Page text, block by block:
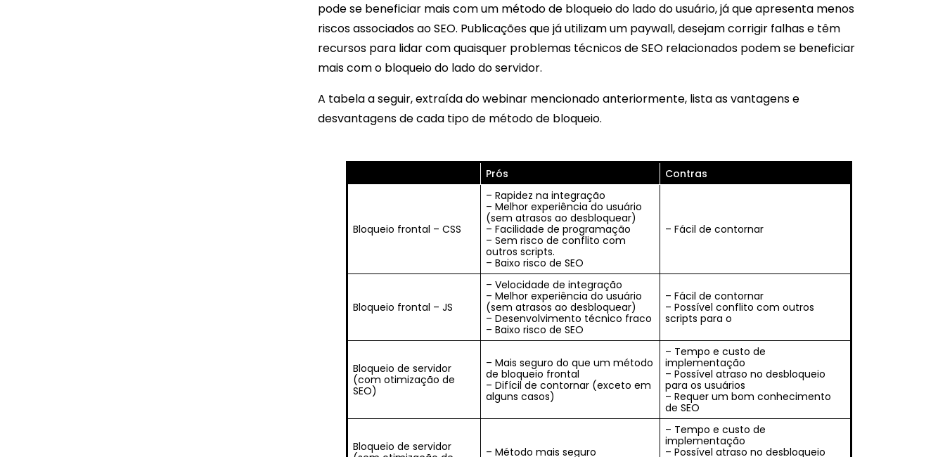
pode se beneficiar mais com um método de bloqueio do lado do usuário, já que apresenta menos
riscos associados ao SEO. Publicações que já utilizam um paywall, desejam corrigir falhas e têm
recursos para lidar com quaisquer problemas técnicos de SEO relacionados podem se beneficiar
mais com o bloqueio do lado do servidor.
A tabela a seguir, extraída do webinar mencionado anteriormente, lista as vantagens e
desvantagens de cada tipo de método de bloqueio.
Prós Contras
Bloqueio frontal – CSS
– Rapidez na integração
– Melhor experiência do usuário
(sem atrasos ao desbloquear)
– Facilidade de programação
– Sem risco de conflito com
outros scripts.
– Baixo risco de SEO
– Fácil de contornar
Bloqueio frontal – JS
– Velocidade de integração
– Melhor experiência do usuário
(sem atrasos ao desbloquear)
– Desenvolvimento técnico fraco
– Baixo risco de SEO
– Fácil de contornar
– Possível conflito com outros
scripts para o
Bloqueio de servidor
(com otimização de
SEO)
– Mais seguro do que um método
de bloqueio frontal
– Difícil de contornar (exceto em
alguns casos)
– Tempo e custo de
implementação
– Possível atraso no desbloqueio
para os usuários
– Requer um bom conhecimento
de SEO
Bloqueio de servidor
– Método mais seguro
– Tempo e custo de
implementação
– Possível atraso no desbloqueio